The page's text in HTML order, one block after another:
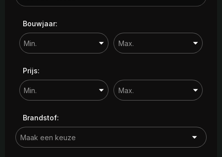
Bouwjaar:
Prijs:
Brandstof: